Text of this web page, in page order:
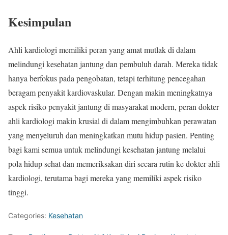
Kesimpulan
Ahli kardiologi memiliki peran yang amat mutlak di dalam
melindungi kesehatan jantung dan pembuluh darah. Mereka tidak
hanya berfokus pada pengobatan, tetapi terhitung pencegahan
beragam penyakit kardiovaskular. Dengan makin meningkatnya
aspek risiko penyakit jantung di masyarakat modern, peran dokter
ahli kardiologi makin krusial di dalam mengimbuhkan perawatan
yang menyeluruh dan meningkatkan mutu hidup pasien. Penting
bagi kami semua untuk melindungi kesehatan jantung melalui
pola hidup sehat dan memeriksakan diri secara rutin ke dokter ahli
kardiologi, terutama bagi mereka yang memiliki aspek risiko
tinggi.
Categories: Kesehatan